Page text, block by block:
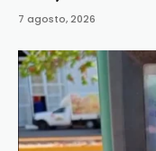
7 agosto, 2026